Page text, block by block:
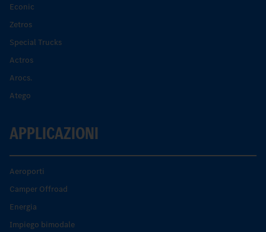
Econic
Zetros
Special Trucks
Actros
Arocs.
Atego
APPLICAZIONI
Aeroporti
Camper Offroad
Energia
Impiego bimodale